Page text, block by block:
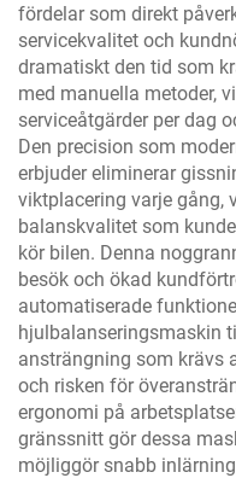
fördelar som direkt
servicekvalitet och
dramatiskt den tid som
med manuella metoder,
serviceåtgärder per dag
Den precision som
erbjuder eliminerar
viktplacering varje gång,
balanskvalitet som
kör bilen. Denna
besök och ökad
automatiserade
hjulbalanseringsmaskin
ansträngning som krävs
och risken för
ergonomi på
gränssnitt gör dessa
möjliggör snabb